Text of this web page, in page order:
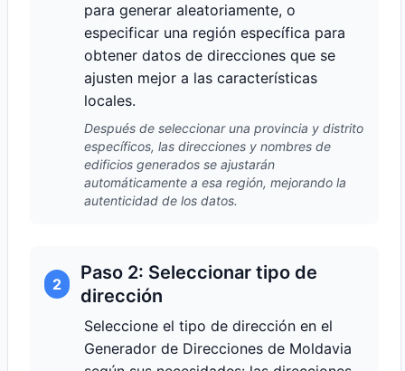
para generar aleatoriamente, o
especificar una región específica para
obtener datos de direcciones que se
ajusten mejor a las características
locales.
Después de seleccionar una provincia y distrito
específicos, las direcciones y nombres de
edificios generados se ajustarán
automáticamente a esa región, mejorando la
autenticidad de los datos.
2
Paso 2: Seleccionar tipo de
dirección
Seleccione el tipo de dirección en el
Generador de Direcciones de Moldavia